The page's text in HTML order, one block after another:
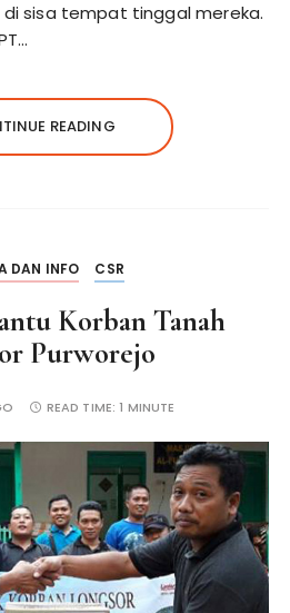
sisa tempat tinggal mereka.
READING
DAN INFO CSR
Korban Tanah
Purworejo
READ TIME:1 MINUTE